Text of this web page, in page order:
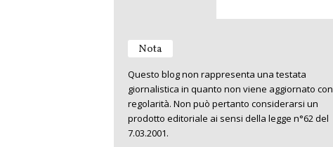
Nota
Questo blog non rappresenta una testata
giornalistica in quanto non viene aggiornato con
regolarità. Non può pertanto considerarsi un
prodotto editoriale ai sensi della legge n°62 del
7.03.2001.